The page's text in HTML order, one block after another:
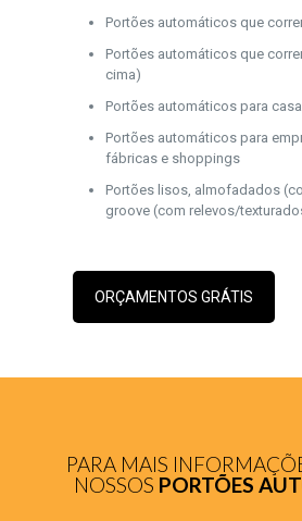
Portões automáticos que
Portões automáticos que
cima)
Portões automáticos para
Portões automáticos para
fábricas e shoppings
Portões lisos, almofadados
groove (com relevos/
ORÇAMENTOS GRÁTIS
PARA MAIS
NOSSOS PORTÕES